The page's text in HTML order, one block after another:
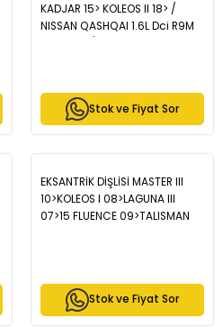
KADJAR 15> KOLEOS II 18> /
NISSAN QASHQAI 1.6L Dci R9M
Stok ve Fiyat Sor
EKSANTRİK DİŞLİSİ MASTER III
10>KOLEOS I 08>LAGUNA III
07>15 FLUENCE 09>TALISMAN
130246645R
Stok ve Fiyat Sor